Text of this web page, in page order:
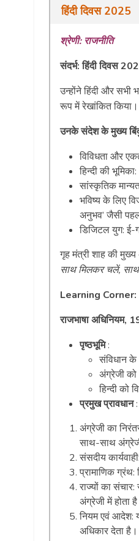
हिंदी दिवस 2025
श्रेणी: राजनीति
संदर्भ: हिंदी दिवस
उन्होंने हिंदी और सभी
रूप में रेखांकित किया।
उनके संदेश के मुख्य
विविधता और
हिन्दी की
सांस्कृतिक
भविष्य के लिए
अनुभव’ जैसी
डिजिटल युग: ई-
गृह मंत्री शाह की
साथ मिलकर चलें,
Learning Corner:
राजभाषा अधिनियम,
पृष्ठभूमि:
संविधान के
अंग्रेजी को
हिन्दी को
प्रमुख प्रावधान:
अंग्रेजी का
साथ-साथ
संसदीय
प्रामाणिक
राज्यों का
अंग्रेजी में होता
नियम एवं आदेश:
अधिकार देता है।